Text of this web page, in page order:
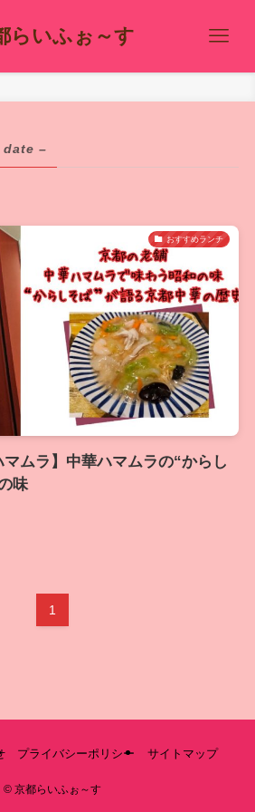
らいふぉ～す
date –
おすすめランチ
ムラ】中華ハマムラの“からし
味
1
プライバシーポリシー サイトマップ
© 京都らいふぉ～す